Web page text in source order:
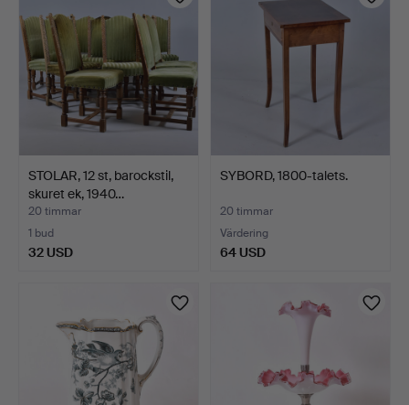
STOLAR, 12 st, barockstil,
skuret ek, 1940…
20 timmar
1 bud
32 USD
SYBORD, 1800-talets.
20 timmar
Värdering
64 USD